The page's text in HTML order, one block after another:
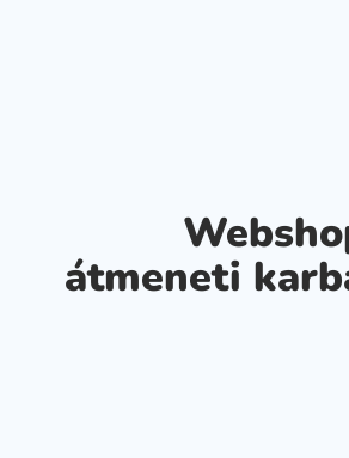
átmeneti